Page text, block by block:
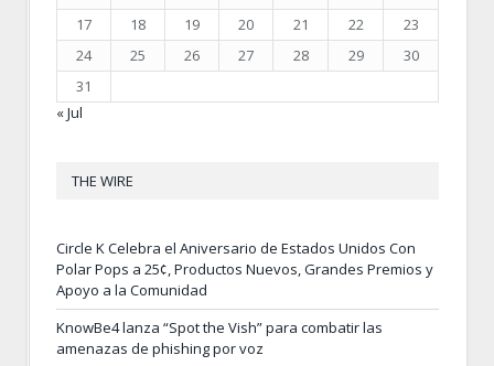
17
18 19 20 21 22
23
24
25 26 27 28 29
30
31
« Jul
THE WIRE
Circle K Celebra el Aniversario de Estados Unidos Con
Polar Pops a 25¢, Productos Nuevos, Grandes Premios y
Apoyo a la Comunidad
KnowBe4 lanza “Spot the Vish” para combatir las
amenazas de phishing por voz